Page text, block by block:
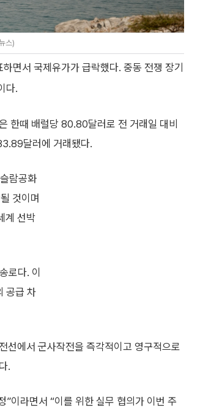
스)
면서 국제유가가 급락했다. 중동 전쟁 장기
다.
한때 배럴당 80.80달러로 전 거래일 대비
달러에 거래됐다.
람공화
것이며
계 선박
로다. 이
공급 차
선에서 군사작전을 즉각적이고 영구적으로
.
이라면서 “이를 위한 실무 협의가 이번 주